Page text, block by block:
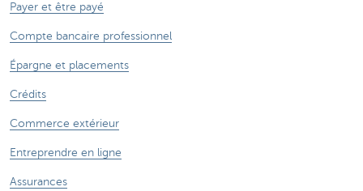
Payer et être payé
Compte bancaire professionnel
Épargne et placements
Crédits
Commerce extérieur
Entreprendre en ligne
Assurances